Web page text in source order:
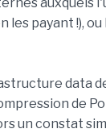
auxquels
les payant !), ou
data
de
un constat